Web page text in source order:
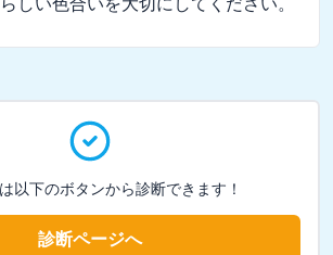
以下のボタンから診断できます！
診断ページへ